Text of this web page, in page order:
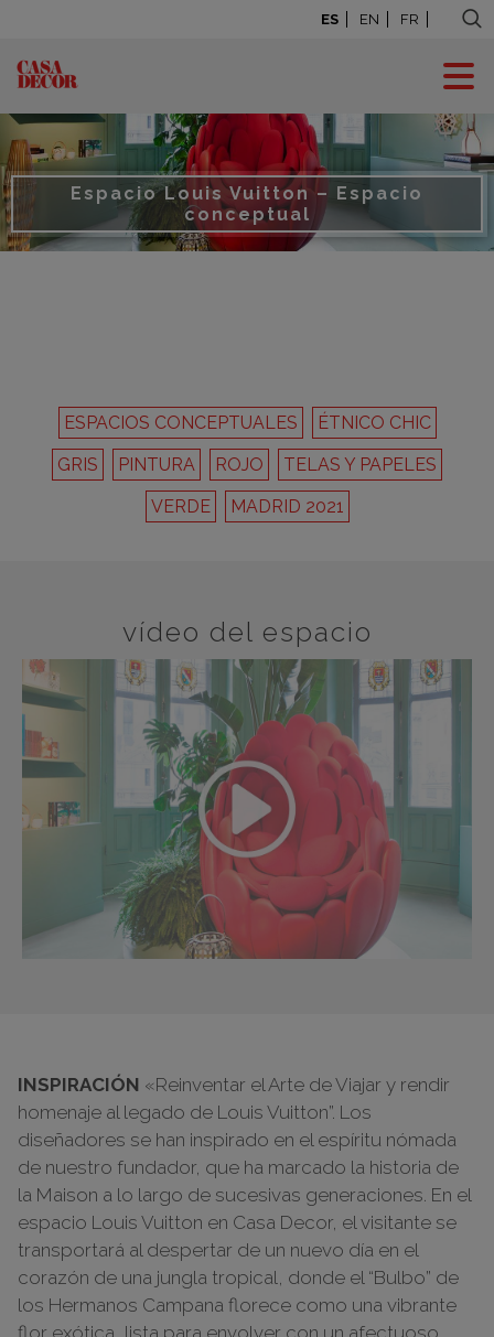
ES EN FR
Espacio Louis Vuitton – Espacio
conceptual
ESPACIOS CONCEPTUALES
ÉTNICO CHIC
GRIS
PINTURA ROJO
TELAS Y PAPELES
VERDE
MADRID 2021
vídeo del espacio
INSPIRACIÓN «Reinventar el Arte de Viajar y rendir
homenaje al legado de Louis Vuitton”. Los
diseñadores se han inspirado en el espíritu nómada
de nuestro fundador, que ha marcado la historia de
la Maison a lo largo de sucesivas generaciones. En el
espacio Louis Vuitton en Casa Decor, el visitante se
transportará al despertar de un nuevo día en el
corazón de una jungla tropical, donde el “Bulbo” de
los Hermanos Campana florece como una vibrante
flor exótica, lista para envolver con un afectuoso